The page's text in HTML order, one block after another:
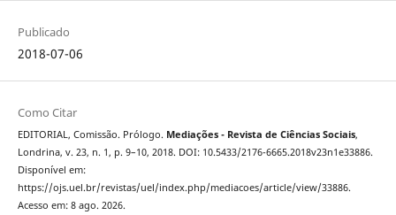
Publicado
2018-07-06
Como Citar
EDITORIAL, Comissão. Prólogo. Mediações - Revista de Ciências Sociais,
Londrina, v. 23, n. 1, p. 9–10, 2018. DOI: 10.5433/2176-6665.2018v23n1e33886.
Disponível em:
https://ojs.uel.br/revistas/uel/index.php/mediacoes/article/view/33886.
Acesso em: 8 ago. 2026.